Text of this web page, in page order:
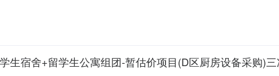
宿舍+留学生公寓组团-暂估价项目(D区厨房设备采购)三次招标于2026年
宿舍+留学生公寓组团-暂估价项目(D区厨房设备采购)